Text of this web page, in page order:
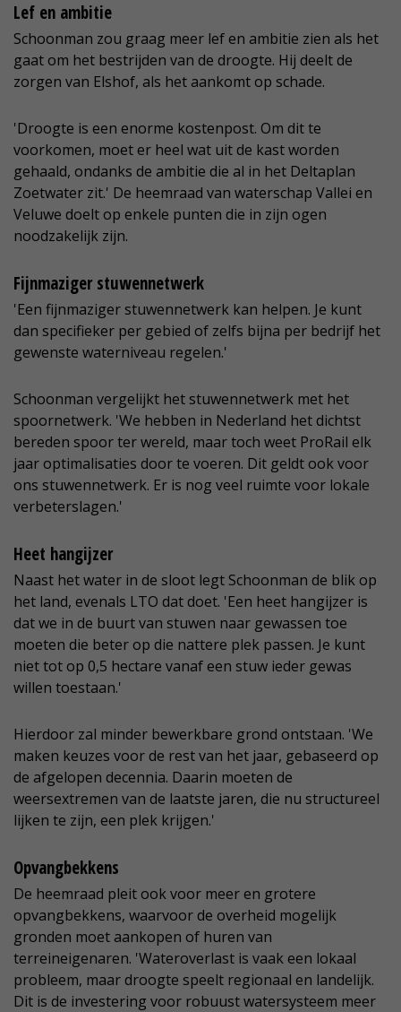
Lef en ambitie
Schoonman zou graag meer lef en ambitie zien als het
gaat om het bestrijden van de droogte. Hij deelt de
zorgen van Elshof, als het aankomt op schade.
'Droogte is een enorme kostenpost. Om dit te
voorkomen, moet er heel wat uit de kast worden
gehaald, ondanks de ambitie die al in het Deltaplan
Zoetwater zit.' De heemraad van waterschap Vallei en
Veluwe doelt op enkele punten die in zijn ogen
noodzakelijk zijn.
Fijnmaziger stuwennetwerk
'Een fijnmaziger stuwennetwerk kan helpen. Je kunt
dan specifieker per gebied of zelfs bijna per bedrijf het
gewenste waterniveau regelen.'
Schoonman vergelijkt het stuwennetwerk met het
spoornetwerk. 'We hebben in Nederland het dichtst
bereden spoor ter wereld, maar toch weet ProRail elk
jaar optimalisaties door te voeren. Dit geldt ook voor
ons stuwennetwerk. Er is nog veel ruimte voor lokale
verbeterslagen.'
Heet hangijzer
Naast het water in de sloot legt Schoonman de blik op
het land, evenals LTO dat doet. 'Een heet hangijzer is
dat we in de buurt van stuwen naar gewassen toe
moeten die beter op die nattere plek passen. Je kunt
niet tot op 0,5 hectare vanaf een stuw ieder gewas
willen toestaan.'
Hierdoor zal minder bewerkbare grond ontstaan. 'We
maken keuzes voor de rest van het jaar, gebaseerd op
de afgelopen decennia. Daarin moeten de
weersextremen van de laatste jaren, die nu structureel
lijken te zijn, een plek krijgen.'
Opvangbekkens
De heemraad pleit ook voor meer en grotere
opvangbekkens, waarvoor de overheid mogelijk
gronden moet aankopen of huren van
terreineigenaren. 'Wateroverlast is vaak een lokaal
probleem, maar droogte speelt regionaal en landelijk.
Dit is de investering voor robuust watersysteem meer